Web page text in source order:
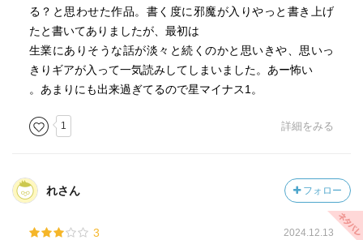
る？と思わせた作品。書く度に邪魔が入りやっと書き上げ
たと書いてありましたが、最初は
生業にありそうな話が淡々と続くのかと思いきや、思いっ
きりギアが入って一気読みしてしまいました。あー怖い
。あまりにも出来過ぎてるので星マイナス1。
1 詳細をみる
れさん フォロー
3 2024.12.13